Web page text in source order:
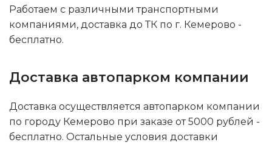
Работаем с различными транспортными
компаниями, доставка до ТК по г. Кемерово -
бесплатно.
Доставка автопарком компании
Доставка осуществляется автопарком компании
по городу Кемерово при заказе от 5000 рублей -
бесплатно. Остальные условия доставки